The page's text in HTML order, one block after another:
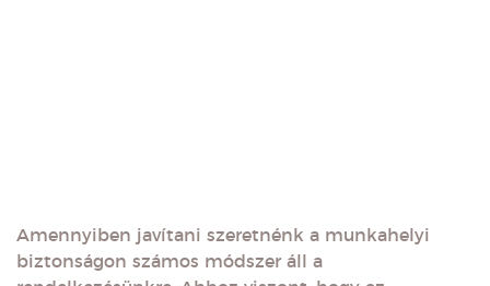
Amennyiben javítani szeretnénk a munkahelyi
biztonságon számos módszer áll a